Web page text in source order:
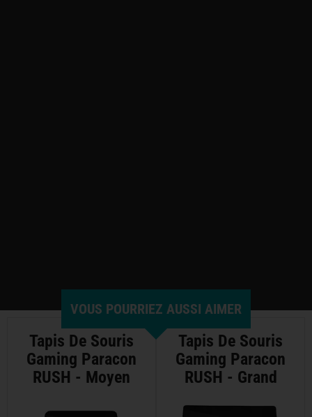
VOUS POURRIEZ AUSSI AIMER
Tapis De Souris
Gaming Paracon
RUSH - Moyen
Tapis De Souris
Gaming Paracon
RUSH - Grand